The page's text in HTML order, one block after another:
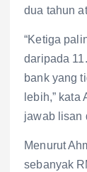
dua tahun
“Ketiga
daripada
bank yang
lebih,”
jawab lisan
Menurut
sebanyak